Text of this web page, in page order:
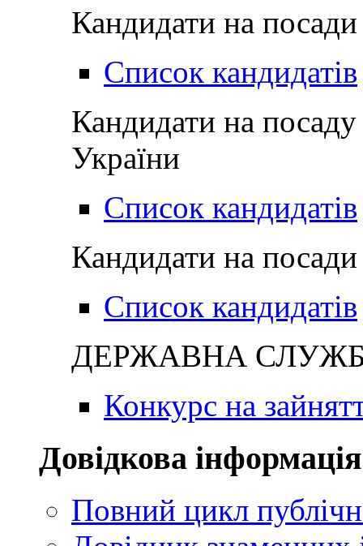
Кандидати на
Список кандидатів
Кандидати на
України
Список кандидатів
Кандидати на посади
Список кандидатів
ДЕРЖАВНА
Конкурс на
Довідкова інформація
Повний цикл